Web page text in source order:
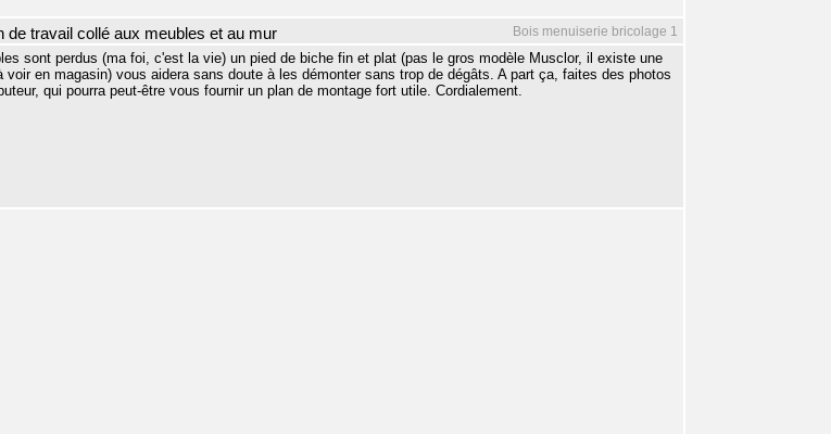
Bois menuiserie bricolage 1
de travail collé aux meubles et au mur
sont perdus (ma foi, c'est la vie) un pied de biche fin et plat (pas le gros modèle Musclor, il existe une
voir en magasin) vous aidera sans doute à les démonter sans trop de dégâts. A part ça, faites des photos
qui pourra peut-être vous fournir un plan de montage fort utile. Cordialement.